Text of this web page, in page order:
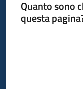
Quanto sono
questa